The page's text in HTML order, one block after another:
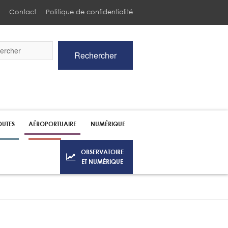
Contact Politique de confidentialité
Rechercher
AÉROPORTUAIRE NUMÉRIQUE
OBSERVATOIRE
ET NUMÉRIQUE